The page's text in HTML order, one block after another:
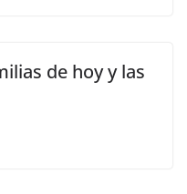
de hoy y las